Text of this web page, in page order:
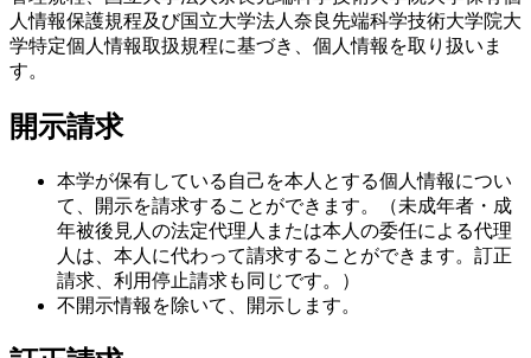
管理規程、国立大学法人奈良先端科学技術大学院大学保有個
人情報保護規程及び国立大学法人奈良先端科学技術大学院大
学特定個人情報取扱規程に基づき、個人情報を取り扱いま
開示請求
本学が保有している自己を本人とする個人情報につい
て、開示を請求することができます。（未成年者・成
年被後見人の法定代理人または本人の委任による代理
人は、本人に代わって請求することができます。訂正
請求、利用停止請求も同じです。）